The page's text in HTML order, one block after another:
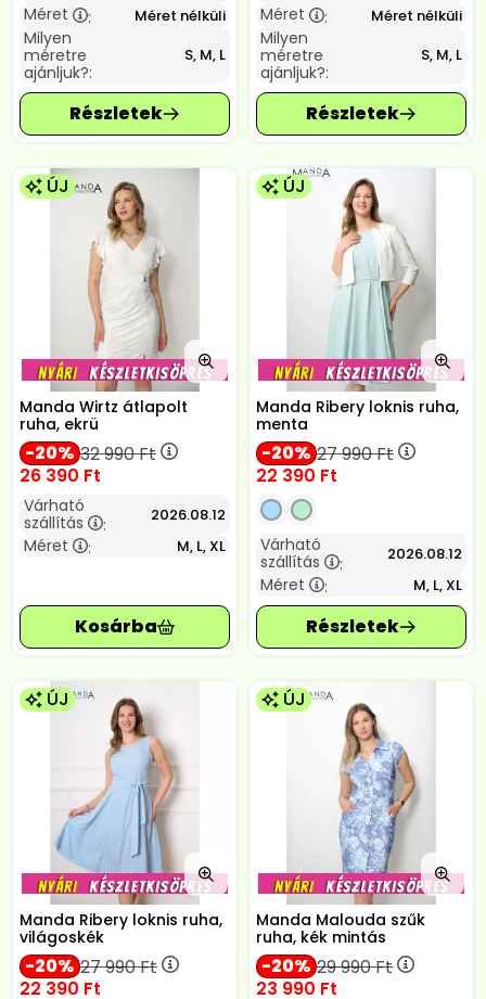
Méret
: Méret nélküli
Milyen
méretre
ajánljuk?:
S, M, L
Méret
: Méret nélküli
Milyen
méretre
ajánljuk?:
S, M, L
ÚJ
Manda Wirtz átlapolt
ruha, ekrü
20 32 990Ft
26 390 Ft
Várható
szállítás
: 2026.08.12
Méret : M, L, XL
ÚJ
Manda Ribery loknis ruha,
menta
20 27 990Ft
22 390 Ft
Várható
szállítás
: 2026.08.12
Méret : M, L, XL
ÚJ
Manda Ribery loknis ruha,
világoskék
20 27 990Ft
22 390 Ft
ÚJ
Manda Malouda szűk
ruha, kék mintás
20 29 990Ft
23 990 Ft